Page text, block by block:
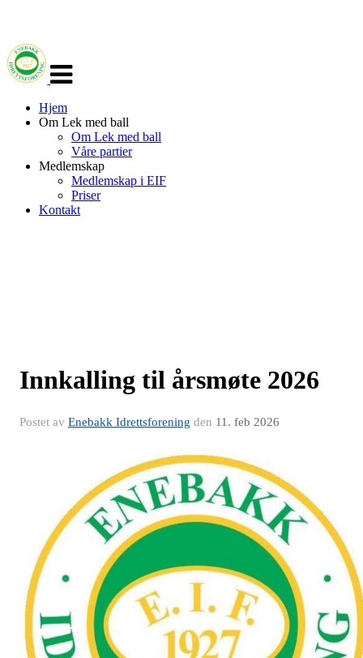
navigasjon
Hjem
Om Lek med ball
Om Lek med ball
Våre partier
Medlemskap
Medlemskap i EIF
Priser
Kontakt
Innkalling til årsmøte 2026
Postet av Enebakk Idrettsforening den 11. feb 2026